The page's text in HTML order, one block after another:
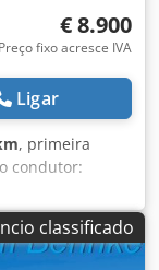
€ 8.900
Preço fixo acresce IVA
Ligar
, primeira
condutor:
do
emergência,
de 2
classificado